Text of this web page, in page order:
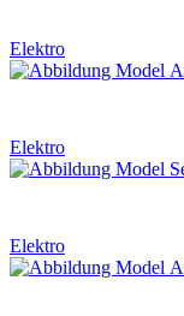
Elektro
Elektro
Elektro